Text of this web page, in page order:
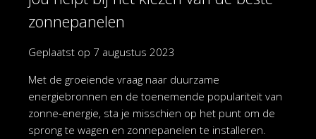
zonnepanelen
Geplaatst op 7 augustus 2023
Met de groeiende vraag naar duurzame
energiebronnen en de toenemende populariteit van
zonne-energie, sta je misschien op het punt om de
sprong te wagen en zonnepanelen te installeren.